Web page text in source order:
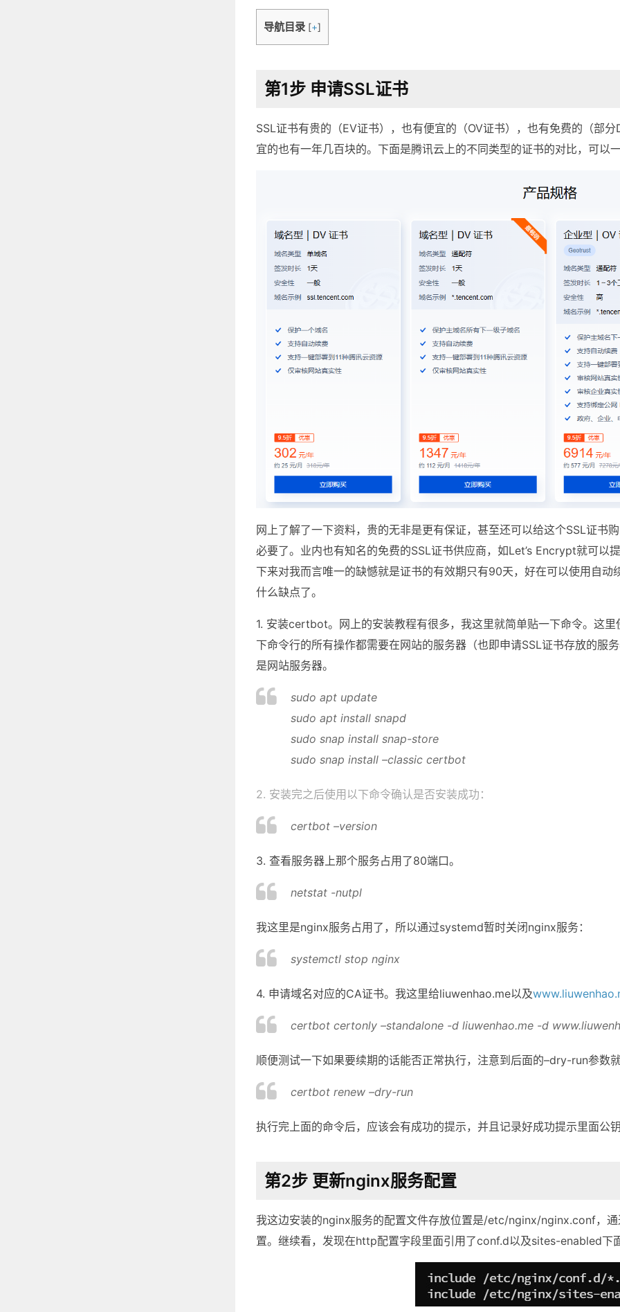
导航目录 [+]
第1步 申请SSL证书
SSL证书有贵的（EV证书），也有便宜的（OV证书），也有免费的（部
宜的也有一年几百块的。下面是腾讯云上的不同类型的证书的对比，可以
网上了解了一下资料，贵的无非是更有保证，甚至还可以给这个SSL证书
必要了。业内也有知名的免费的SSL证书供应商，如Let’s Encrypt就可以
下来对我而言唯一的缺憾就是证书的有效期只有90天，好在可以使用自
什么缺点了。
1. 安装certbot。网上的安装教程有很多，我这里就简单贴一下命令。这
下命令行的所有操作都需要在网站的服务器（也即申请SSL证书存放的服
是网站服务器。
sudo apt update
sudo apt install snapd
sudo snap install snap-store
sudo snap install –classic certbot
2. 安装完之后使用以下命令确认是否安装成功：
certbot –version
3. 查看服务器上那个服务占用了80端口。
netstat -nutpl
我这里是nginx服务占用了，所以通过systemd暂时关闭nginx服务：
systemctl stop nginx
4. 申请域名对应的CA证书。我这里给liuwenhao.me以及
certbot certonly –standalone -d liuwenhao.me -d
顺便测试一下如果要续期的话能否正常执行，注意到后面的–dry-run参数
certbot renew –dry-run
执行完上面的命令后，应该会有成功的提示，并且记录好成功提示里面公
第2步 更新nginx服务配置
我这边安装的nginx服务的配置文件存放位置是/etc/nginx/nginx.conf，
置。继续看，发现在http配置字段里面引用了conf.d以及sites-enabled下